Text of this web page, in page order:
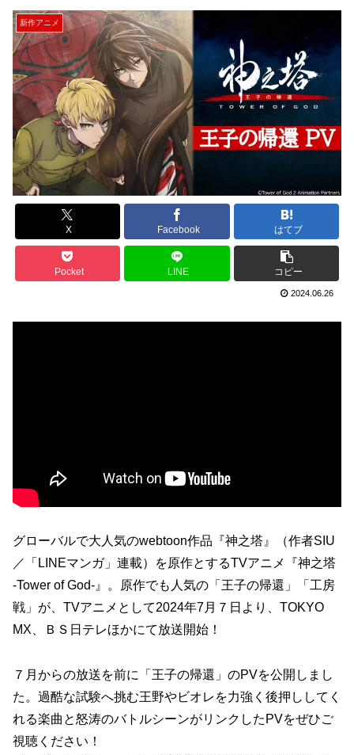
新作アニメ
X Facebook はてブ
Pocket LINE コピー
2024.06.26
グローバルで大人気のwebtoon作品『神之塔』（作者SIU
／「LINEマンガ」連載）を原作とするTVアニメ『神之塔
-Tower of God-』。原作でも人気の「王子の帰還」「工房
戦」が、TVアニメとして2024年7月７日より、TOKYO
MX、ＢＳ日テレほかにて放送開始！
７月からの放送を前に「王子の帰還」のPVを公開しまし
た。過酷な試験へ挑む王野やビオレを力強く後押ししてく
れる楽曲と怒涛のバトルシーンがリンクしたPVをぜひご
視聴ください！